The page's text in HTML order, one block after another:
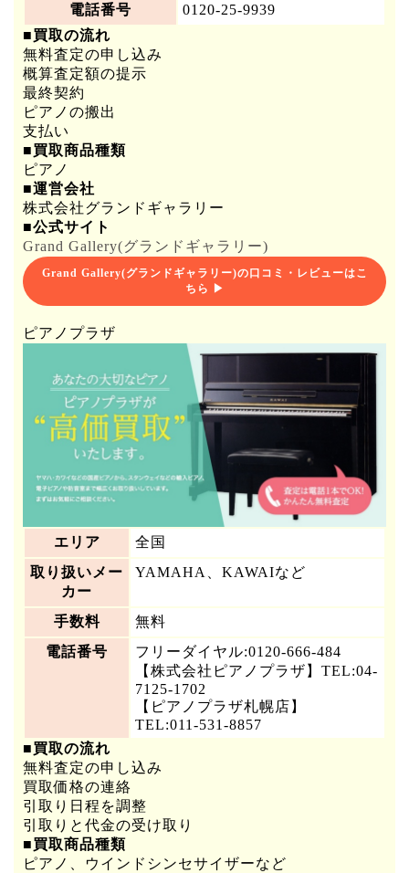
電話番号
0120-25-9939
■買取の流れ
無料査定の申し込み
概算査定額の提示
最終契約
ピアノの搬出
支払い
■買取商品種類
ピアノ
■運営会社
株式会社グランドギャラリー
■公式サイト
Grand Gallery(グランドギャラリー)
Grand Gallery(グランドギャラリー)の口コミ・レビューはこ
ちら ▶
ピアノプラザ
エリア
全国
取り扱いメー
カー
YAMAHA、KAWAIなど
手数料
無料
電話番号
フリーダイヤル:0120-666-484
【株式会社ピアノプラザ】TEL:04-
7125-1702
【ピアノプラザ札幌店】
TEL:011-531-8857
■買取の流れ
無料査定の申し込み
買取価格の連絡
引取り日程を調整
引取りと代金の受け取り
■買取商品種類
ピアノ、ウインドシンセサイザーなど